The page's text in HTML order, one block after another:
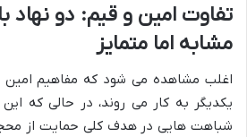
تفاوت امین و قیم: دو نهاد
مشابه اما متمایز
اغلب مشاهده می شود که مفاهیم امین
یکدیگر به کار می روند، در حالی که
شباهت هایی در هدف کلی حمایت از